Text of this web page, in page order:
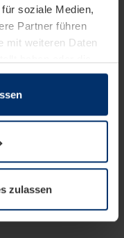
soziale Medien,
Partner führen
mit weiteren Daten
gesammelt
unbedingt
Typen benötigen
Sie jederzeit
ändern oder
zulassen